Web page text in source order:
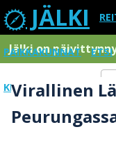
JÄLKI
PAIKKAKUNNAT ETSI
KIRJAUDU SISÄÄN
Jälki on
Virallinen